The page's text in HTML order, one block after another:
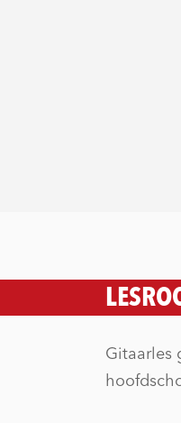
Gitaarles